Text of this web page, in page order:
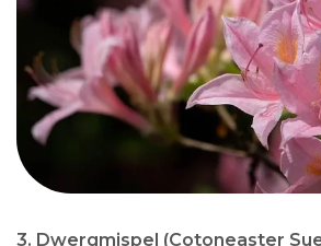
3. Dwergmispel (Cotoneaster